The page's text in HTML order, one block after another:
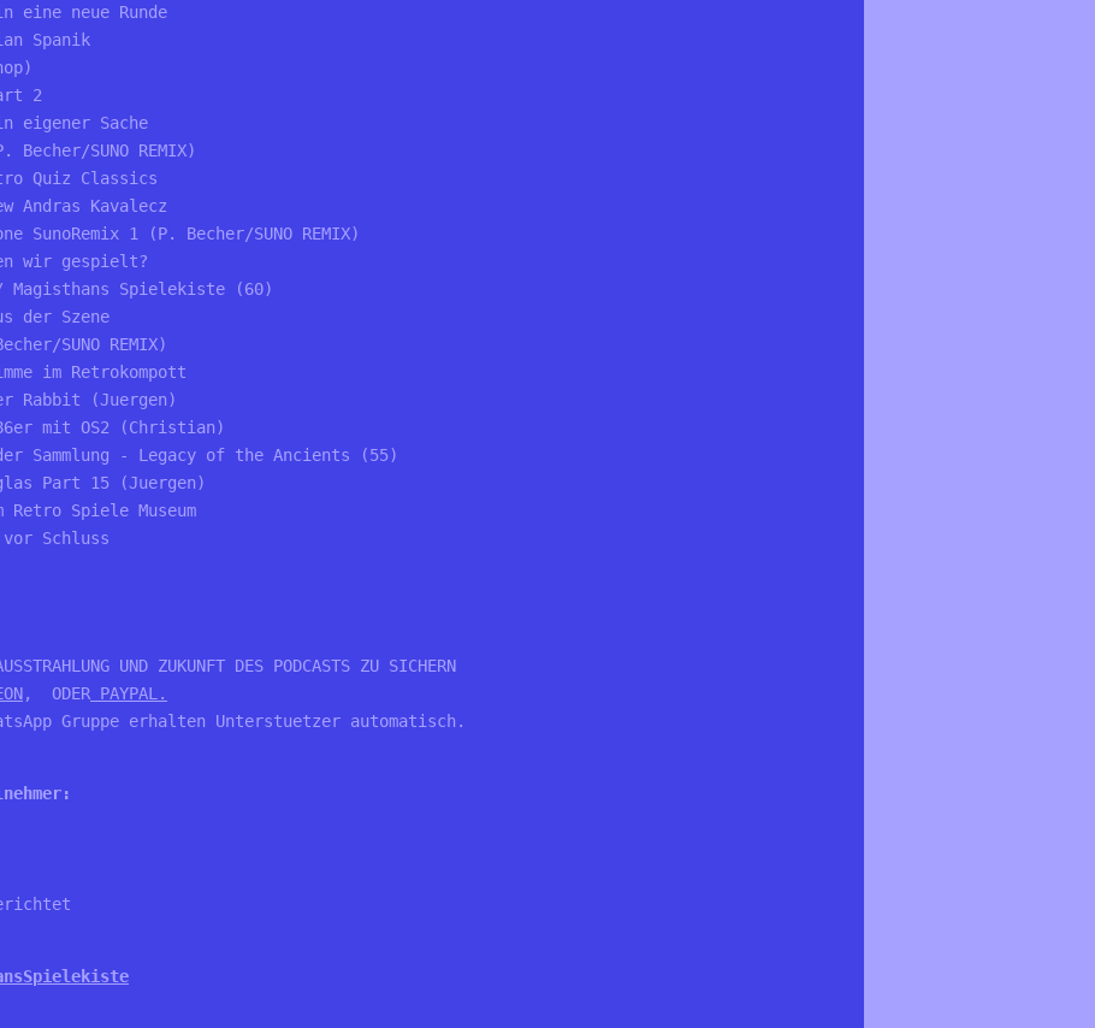
eine neue Runde
Spanik
2
eigener Sache
SUNO REMIX)
Quiz Classics
Andras Kavalecz
SunoRemix 1 (P. Becher/SUNO REMIX)
wir gespielt?
Magisthans Spielekiste (60)
der Szene
SUNO REMIX)
im Retrokompott
Rabbit (Juergen)
mit OS2 (Christian)
Sammlung - Legacy of the Ancients (55)
Part 15 (Juergen)
Spiele Museum
Schluss
UND ZUKUNFT DES PODCASTS ZU SICHERN
,  ODER PAYPAL.
Gruppe erhalten Unterstuetzer automatisch.